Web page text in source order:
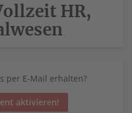
HR,
per E-Mail erhalten?
aktivieren!